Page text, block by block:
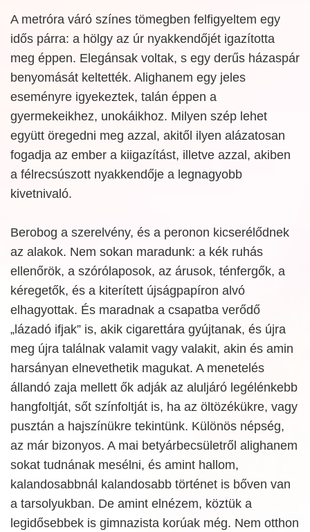
A metróra váró színes tömegben felfigyeltem egy
idős párra: a hölgy az úr nyakkendőjét igazította
meg éppen. Elegánsak voltak, s egy derűs házaspár
benyomását keltették. Alighanem egy jeles
eseményre igyekeztek, talán éppen a
gyermekeikhez, unokáikhoz. Milyen szép lehet
együtt öregedni meg azzal, akitől ilyen alázatosan
fogadja az ember a kiigazítást, illetve azzal, akiben
a félrecsúszott nyakkendője a legnagyobb
kivetnivaló.
Berobog a szerelvény, és a peronon kicserélődnek
az alakok. Nem sokan maradunk: a kék ruhás
ellenőrök, a szórólaposok, az árusok, ténfergők, a
kéregetők, és a kiterített újságpapíron alvó
elhagyottak. És maradnak a csapatba verődő
„lázadó ifjak” is, akik cigarettára gyújtanak, és újra
meg újra találnak valamit vagy valakit, akin és amin
harsányan elnevethetik magukat. A menetelés
állandó zaja mellett ők adják az aluljáró legélénkebb
hangfoltját, sőt színfoltját is, ha az öltözékükre, vagy
pusztán a hajszínükre tekintünk. Különös népség,
az már bizonyos. A mai betyárbecsületről alighanem
sokat tudnának mesélni, és amint hallom,
kalandosabbnál kalandosabb történet is bőven van
a tarsolyukban. De amint elnézem, köztük a
legidősebbek is gimnazista korúak még. Nem otthon